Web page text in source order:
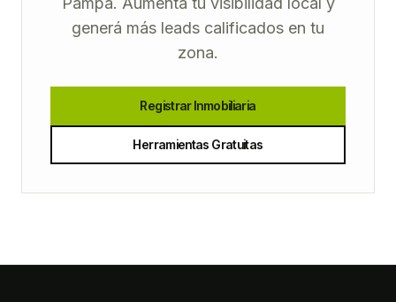
generá más leads calificados en tu
zona.
Registrar Inmobiliaria
Herramientas Gratuitas